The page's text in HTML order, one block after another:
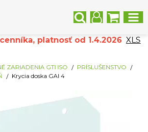
platnosť od 1.4.2026 XLS
ZARIADENIA GTI ISO
PRÍSLUŠENSTVO
Krycia doska GAI 4